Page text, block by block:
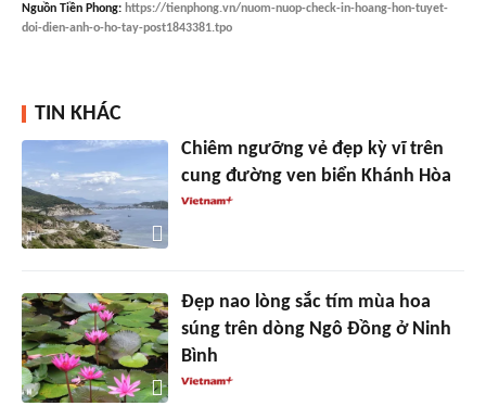
Nguồn Tiền Phong: https://tienphong.vn/nuom-nuop-check-in-hoang-hon-tuyet-
doi-dien-anh-o-ho-tay-post1843381.tpo
TIN KHÁC
Chiêm ngưỡng vẻ đẹp kỳ vĩ trên
cung đường ven biển Khánh Hòa
Đẹp nao lòng sắc tím mùa hoa
súng trên dòng Ngô Đồng ở Ninh
Bình